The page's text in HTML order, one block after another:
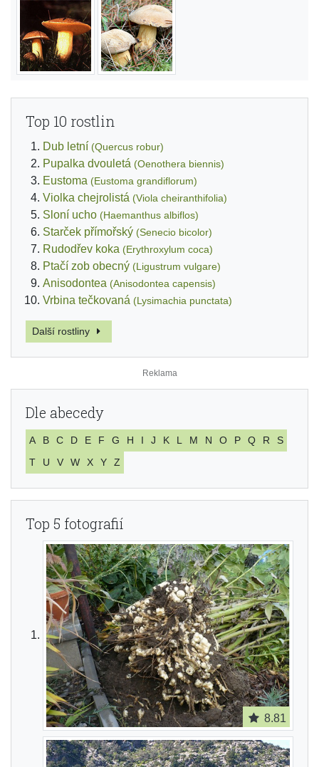
Top 10 rostlin
Dub letní (Quercus robur)
Pupalka dvouletá (Oenothera biennis)
Eustoma (Eustoma grandiflorum)
Violka chejrolistá (Viola cheiranthifolia)
Sloní ucho (Haemanthus albiflos)
Starček přímořský (Senecio bicolor)
Rudodřev koka (Erythroxylum coca)
Ptačí zob obecný (Ligustrum vulgare)
Anisodontea (Anisodontea capensis)
Vrbina tečkovaná (Lysimachia punctata)
Další rostliny
Dle abecedy
A B C D E F G H I J K L M N O P Q R
S
T
U V W X Y Z
Top 5 fotografií
8.81